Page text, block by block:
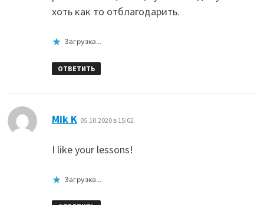
хоть как то отблагодарить.
Загрузка...
ОТВЕТИТЬ
Mik K 05.10.2020 в 15:02
I like your lessons!
Загрузка...